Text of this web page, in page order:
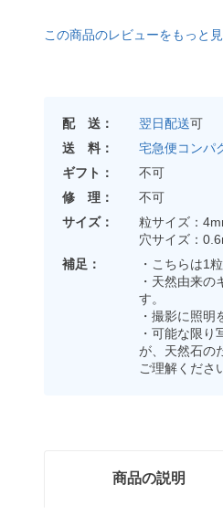
この商品のレビューをもっと
配 送： 翌日配送可
送 料：
宅急便コンパ
ギフト：
不可
修 理：
不可
サイズ：
粒サイズ：
穴サイズ：
補足：
・こちらは1
・天然由来の
す。
・撮影に照明
・可能な限
が、天然石の
ご理解くださ
商品の説明